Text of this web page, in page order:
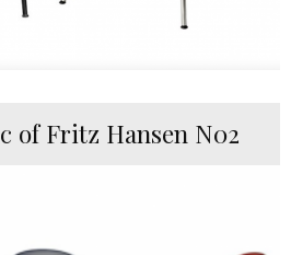
of Fritz Hansen N02